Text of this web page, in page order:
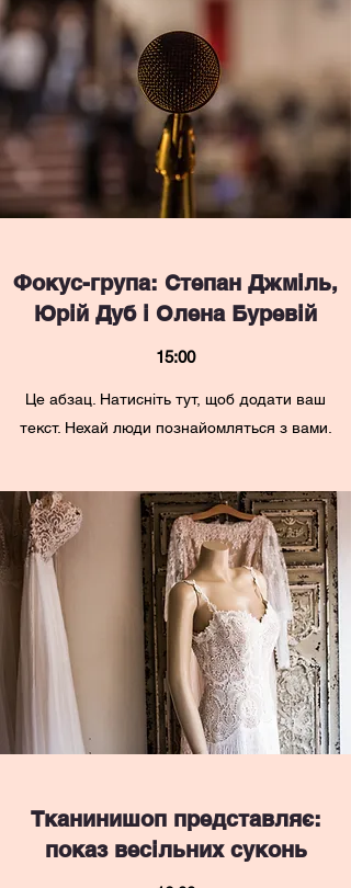
Фокус-група: Степан Джміль,
Юрій Дуб і Олена Буревій
15:00
Це абзац. Натисніть тут, щоб додати ваш
текст. Нехай люди познайомляться з вами.
Тканинишоп представляє:
показ весільних суконь